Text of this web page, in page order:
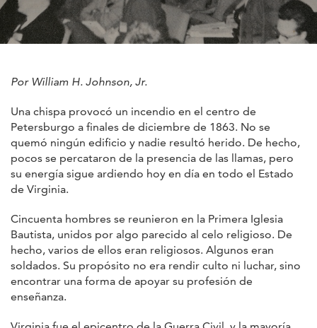
Por William H. Johnson, Jr.
Una chispa provocó un incendio en el centro de
Petersburgo a finales de diciembre de 1863. No se
quemó ningún edificio y nadie resultó herido. De hecho,
pocos se percataron de la presencia de las llamas, pero
su energía sigue ardiendo hoy en día en todo el Estado
de Virginia.
Cincuenta hombres se reunieron en la Primera Iglesia
Bautista, unidos por algo parecido al celo religioso. De
hecho, varios de ellos eran religiosos. Algunos eran
soldados. Su propósito no era rendir culto ni luchar, sino
encontrar una forma de apoyar su profesión de
enseñanza.